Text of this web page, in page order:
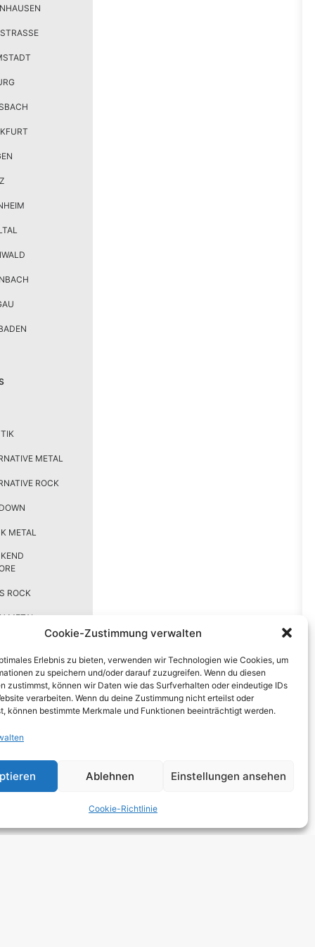
Cookie-Zustimmung verwalten
Erlebnis zu bieten, verwenden wir Technologien wie Cookies, um
zu speichern und/oder darauf zuzugreifen. Wenn du diesen
zustimmst, können wir Daten wie das Surfverhalten oder eindeutige IDs
verarbeiten. Wenn du deine Zustimmung nicht erteilst oder
können bestimmte Merkmale und Funktionen beeinträchtigt werden.
Ablehnen Einstellungen ansehen
Cookie-Richtlinie
METAL
ROCK
METAL
ROCK
METAL
ROCK